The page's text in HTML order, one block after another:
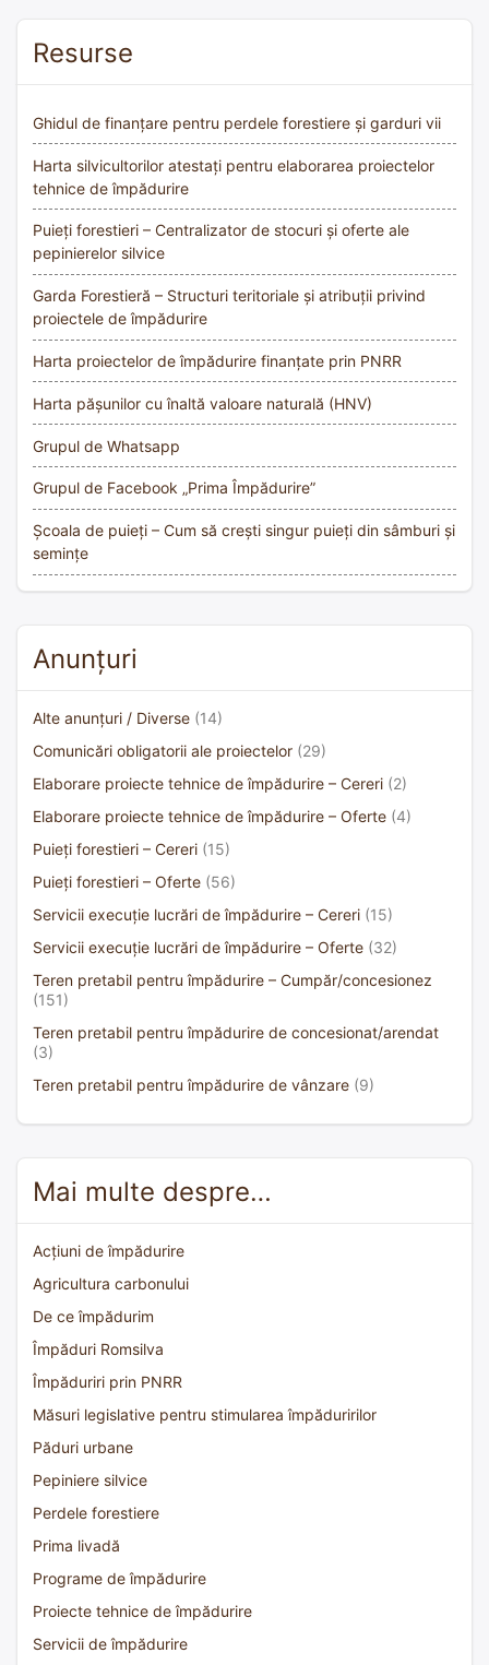
Resurse
Ghidul de finanțare pentru perdele forestiere și garduri vii
Harta silvicultorilor atestați pentru elaborarea proiectelor
tehnice de împădurire
Puieți forestieri – Centralizator de stocuri și oferte ale
pepinierelor silvice
Garda Forestieră – Structuri teritoriale și atribuții privind
proiectele de împădurire
Harta proiectelor de împădurire finanțate prin PNRR
Harta pășunilor cu înaltă valoare naturală (HNV)
Grupul de Whatsapp
Grupul de Facebook „Prima Împădurire”
Școala de puieți – Cum să crești singur puieți din sâmburi și
semințe
Anunțuri
Alte anunțuri / Diverse (14)
Comunicări obligatorii ale proiectelor (29)
Elaborare proiecte tehnice de împădurire – Cereri (2)
Elaborare proiecte tehnice de împădurire – Oferte (4)
Puieți forestieri – Cereri (15)
Puieți forestieri – Oferte (56)
Servicii execuție lucrări de împădurire – Cereri (15)
Servicii execuție lucrări de împădurire – Oferte (32)
Teren pretabil pentru împădurire – Cumpăr/concesionez
(151)
Teren pretabil pentru împădurire de concesionat/arendat
(3)
Teren pretabil pentru împădurire de vânzare (9)
Mai multe despre…
Acțiuni de împădurire
Agricultura carbonului
De ce împădurim
Împăduri Romsilva
Împăduriri prin PNRR
Măsuri legislative pentru stimularea împăduririlor
Păduri urbane
Pepiniere silvice
Perdele forestiere
Prima livadă
Programe de împădurire
Proiecte tehnice de împădurire
Servicii de împădurire